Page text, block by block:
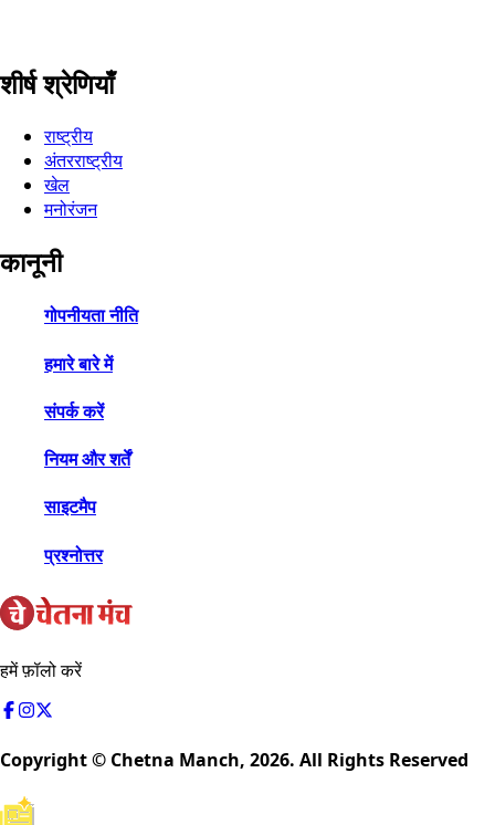
शीर्ष श्रेणियाँ
राष्ट्रीय
अंतरराष्ट्रीय
खेल
मनोरंजन
कानूनी
गोपनीयता नीति
हमारे बारे में
संपर्क करें
नियम और शर्तें
साइटमैप
प्रश्नोत्तर
हमें फ़ॉलो करें
Copyright © Chetna Manch, 2026. All Rights Reserved